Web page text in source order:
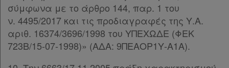
Forum
Αναζήτηση
Κ.Α.Δ.
σύμφωνα με το άρθρο 144, παρ. 1 του
ν. 4495/2017 και τις προδιαγραφές της Υ.Α.
αριθ. 16374/3696/1998 του ΥΠΕΧΩΔΕ (ΦΕΚ
723Β/15-07-1998)» (ΑΔΑ: 9ΠΕΑΟΡ1Υ-Α1Α).